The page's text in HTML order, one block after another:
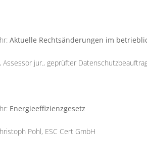
Aktuelle Rechtsänderungen im
Assessor jur., geprüfter
Energieeffizienzgesetz
Pohl, ESC Cert GmbH